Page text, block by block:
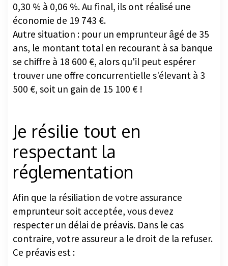
0,30 % à 0,06 %. Au final, ils ont réalisé une
économie de 19 743 €.
Autre situation : pour un emprunteur âgé de 35
ans, le montant total en recourant à sa banque
se chiffre à 18 600 €, alors qu'il peut espérer
trouver une offre concurrentielle s'élevant à 3
500 €, soit un gain de 15 100 € !
Je résilie tout en
respectant la
réglementation
Afin que la résiliation de votre assurance
emprunteur soit acceptée, vous devez
respecter un délai de préavis. Dans le cas
contraire, votre assureur a le droit de la refuser.
Ce préavis est :